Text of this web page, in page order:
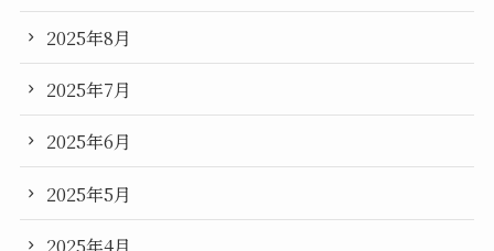
2025年8月
2025年7月
2025年6月
2025年5月
2025年4月